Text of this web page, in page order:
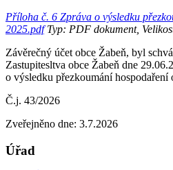
Příloha č. 6 Zpráva o výsledku
2025.pdfTyp: PDF dokument,
Závěrečný účet obce Žabeň, byl
Zastupitesltva obce Žabeň dne
o výsledku přezkoumání hospodaření
Č.j. 43/2026
Zveřejněno dne: 3.7.2026
Úřad